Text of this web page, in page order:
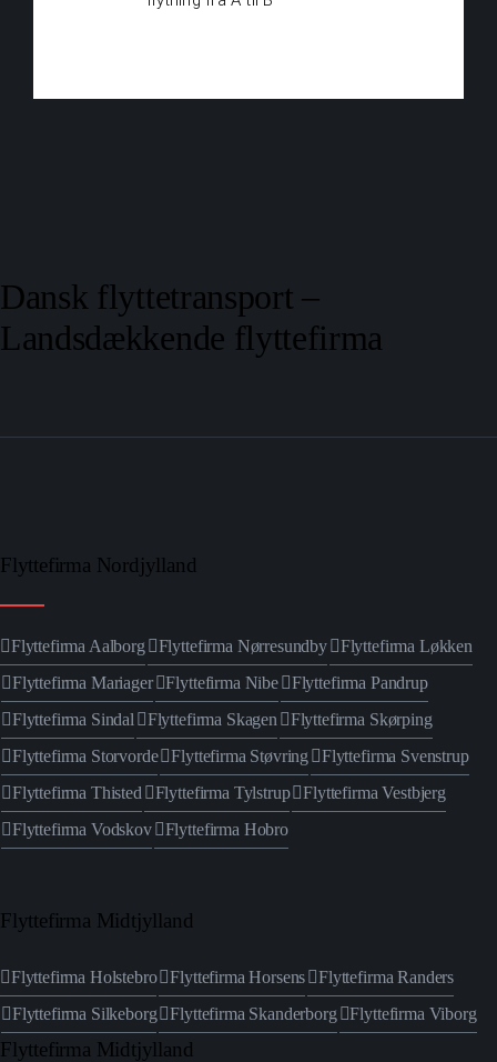
Dansk flyttetransport –
Landsdækkende flyttefirma
Flyttefirma Nordjylland
Flyttefirma Aalborg Flyttefirma Nørresundby
Flyttefirma Løkken
Flyttefirma Mariager
Flyttefirma Nibe
Flyttefirma Pandrup
Flyttefirma Sindal
Flyttefirma Skagen
Flyttefirma Skørping
Flyttefirma Storvorde
Flyttefirma Støvring
Flyttefirma Svenstrup
Flyttefirma Thisted
Flyttefirma Tylstrup
Flyttefirma Vestbjerg
Flyttefirma Vodskov
Flyttefirma Hobro
Flyttefirma Midtjylland
Flyttefirma Holstebro Flyttefirma Horsens
Flyttefirma Randers
Flyttefirma Silkeborg
Flyttefirma Skanderborg Flyttefirma Viborg
Flyttefirma Midtjylland